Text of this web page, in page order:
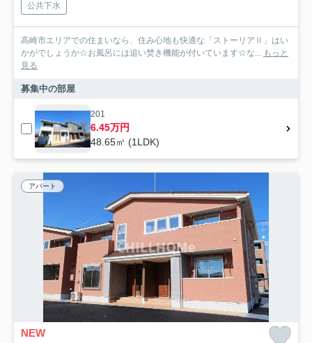
公共下水
高崎市エリアでの住まいなら、住み心地も快適な「ストーリアⅡ」はい
かがでしょうか☆お風呂には追い焚き機能が付いています☆な... もっと
見る
募集中の部屋
201
6.45万円
48.65㎡ (1LDK)
アパート
NEW